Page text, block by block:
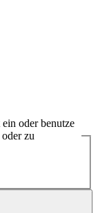
oder benutze
zu